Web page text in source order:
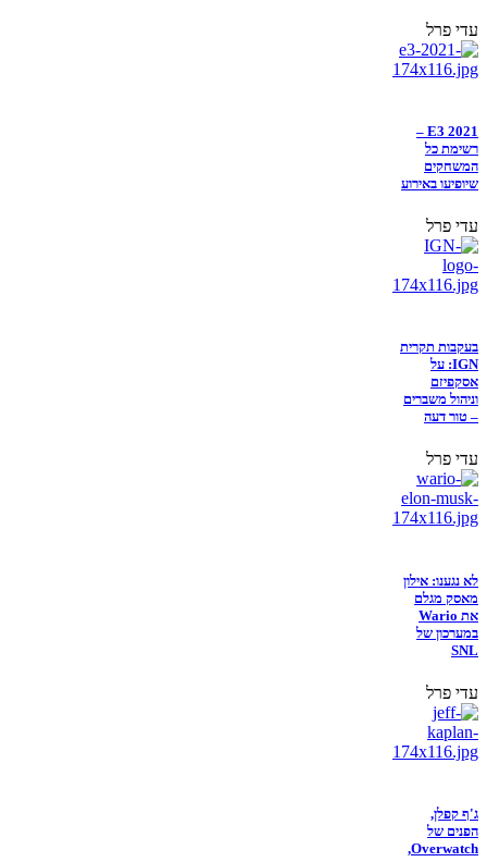
עדי פרל
E3 2021 –
רשימת כל
המשחקים
שיופיעו באירוע
עדי פרל
בעקבות תקרית
IGN: על
אסקפיזם
וניהול משברים
– טור דעה
עדי פרל
לא נגענו: אילון
מאסק מגלם
את Wario
במערכון של
SNL
עדי פרל
ג'ף קפלן,
הפנים של
Overwatch,